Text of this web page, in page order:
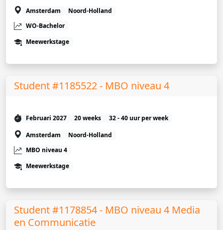
Amsterdam
Noord-Holland
WO-Bachelor
Meewerkstage
Student #1185522 - MBO niveau 4
Februari 2027 20 weeks
32 - 40 uur per week
Amsterdam
Noord-Holland
MBO niveau 4
Meewerkstage
Student #1178854 - MBO niveau 4 Media
en Communicatie